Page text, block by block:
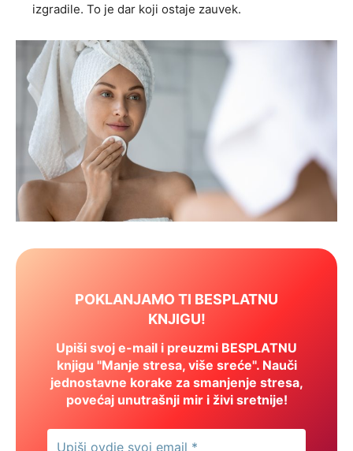
izgradile. To je dar koji ostaje zauvek.
POKLANJAMO TI BESPLATNU
KNJIGU!
Upiši svoj e-mail i preuzmi BESPLATNU
knjigu "Manje stresa, više sreće". Nauči
jednostavne korake za smanjenje stresa,
povećaj unutrašnji mir i živi sretnije!